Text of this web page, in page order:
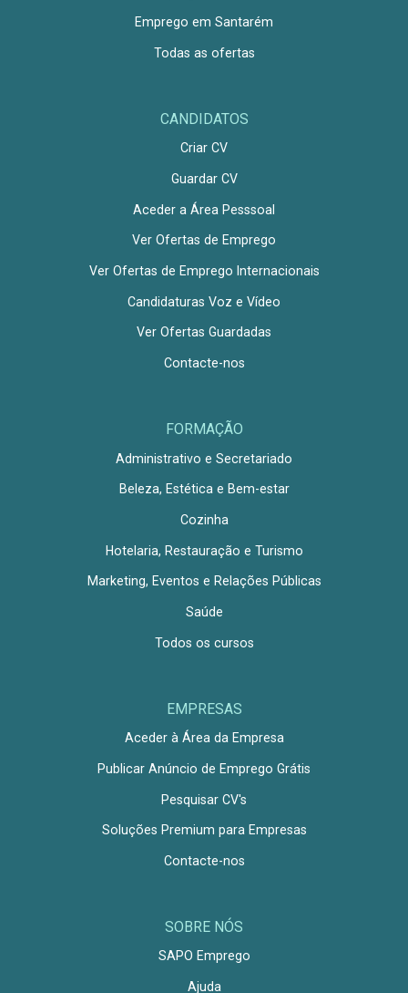
Emprego em Santarém
Todas as ofertas
CANDIDATOS
Criar CV
Guardar CV
Aceder a Área Pesssoal
Ver Ofertas de Emprego
Ver Ofertas de Emprego Internacionais
Candidaturas Voz e Vídeo
Ver Ofertas Guardadas
Contacte-nos
FORMAÇÃO
Administrativo e Secretariado
Beleza, Estética e Bem-estar
Cozinha
Hotelaria, Restauração e Turismo
Marketing, Eventos e Relações Públicas
Saúde
Todos os cursos
EMPRESAS
Aceder à Área da Empresa
Publicar Anúncio de Emprego Grátis
Pesquisar CV's
Soluções Premium para Empresas
Contacte-nos
SOBRE NÓS
SAPO Emprego
Ajuda